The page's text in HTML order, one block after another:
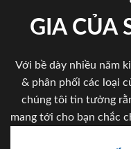
GIA CỦA
Với bề dày nhiều năm
& phân phối các loại
chúng tôi tin tưởng
mang tới cho bạn chắc